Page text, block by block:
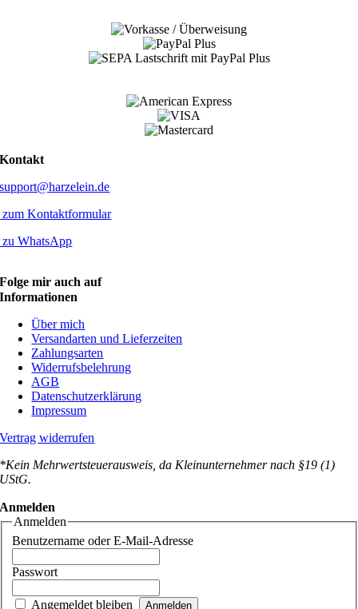
Kontakt
support@harzelein.de
zum Kontaktformular
zu WhatsApp
Folge mir auch auf
Informationen
Über mich
Versandarten und Lieferzeiten
Zahlungsarten
Widerrufsbelehrung
AGB
Datenschutzerklärung
Impressum
Vertrag widerrufen
*Kein Mehrwertsteuerausweis, da Kleinunternehmer nach §19 (1)
UStG.
Anmelden
Anmelden
Benutzername oder E-Mail-Adresse
Passwort
Angemeldet bleiben